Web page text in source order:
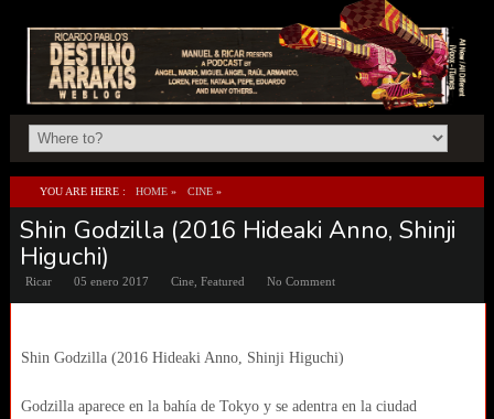
YOU ARE HERE : HOME » CINE »
SHIN GODZILLA (2016 HIDEAKI ANNO, SHINJI HIGUCHI)
Shin Godzilla (2016 Hideaki Anno, Shinji
Higuchi)
Ricar 05 enero 2017 Cine, Featured No Comment
Shin Godzilla (2016 Hideaki Anno, Shinji Higuchi)
Godzilla aparece en la bahía de Tokyo y se adentra en la ciudad